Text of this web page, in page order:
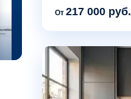
От 217 000 руб.